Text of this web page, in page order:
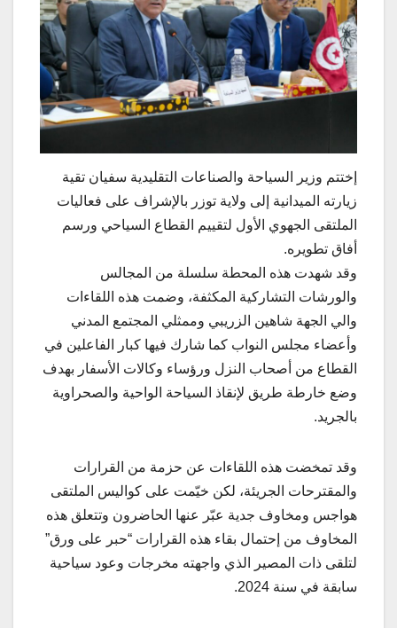
إختتم وزير السياحة والصناعات التقليدية سفيان تقية
زيارته الميدانية إلى ولاية توزر بالإشراف على فعاليات
الملتقى الجهوي الأول لتقييم القطاع السياحي ورسم
أفاق تطويره.
وقد شهدت هذه المحطة سلسلة من المجالس
والورشات التشاركية المكثفة، وضمت هذه اللقاءات
والي الجهة شاهين الزريبي وممثلي المجتمع المدني
وأعضاء مجلس النواب كما شارك فيها كبار الفاعلين في
القطاع من أصحاب النزل ورؤساء وكالات الأسفار بهدف
وضع خارطة طريق لإنقاذ السياحة الواحية والصحراوية
بالجريد.
وقد تمخضت هذه اللقاءات عن حزمة من القرارات
والمقترحات الجريئة، لكن خيّمت على كواليس الملتقى
هواجس ومخاوف جدية عبّر عنها الحاضرون وتتعلق هذه
المخاوف من إحتمال بقاء هذه القرارات “حبر على ورق”
لتلقى ذات المصير الذي واجهته مخرجات وعود سياحية
سابقة في سنة 2024.